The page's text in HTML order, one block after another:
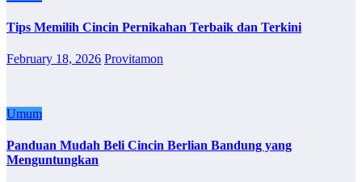
Tips Memilih Cincin Pernikahan Terbaik dan Terkini
February 18, 2026 Provitamon
Umum
Panduan Mudah Beli Cincin Berlian Bandung yang
Menguntungkan